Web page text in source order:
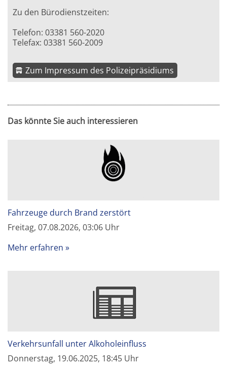
Zu den Bürodienstzeiten:
Telefon: 03381 560-2020
Telefax: 03381 560-2009
Zum Impressum des Polizeipräsidiums
Das könnte Sie auch interessieren
Fahrzeuge durch Brand zerstört
Freitag, 07.08.2026, 03:06 Uhr
Mehr erfahren
Verkehrsunfall unter Alkoholeinfluss
Donnerstag, 19.06.2025, 18:45 Uhr